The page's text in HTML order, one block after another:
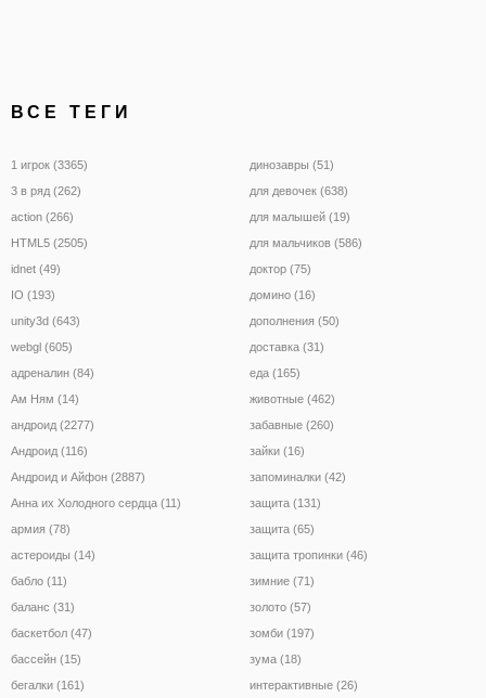
ВСЕ ТЕГИ
1 игрок (3365)
3 в ряд (262)
action (266)
HTML5 (2505)
idnet (49)
IO (193)
unity3d (643)
webgl (605)
адреналин (84)
Ам Ням (14)
андроид (2277)
Андроид (116)
Андроид и Айфон (2887)
Анна их Холодного сердца (11)
армия (78)
астероиды (14)
бабло (11)
баланс (31)
баскетбол (47)
бассейн (15)
бегалки (161)
динозавры (51)
для девочек (638)
для малышей (19)
для мальчиков (586)
доктор (75)
домино (16)
дополнения (50)
доставка (31)
еда (165)
животные (462)
забавные (260)
зайки (16)
запоминалки (42)
защита (131)
защита (65)
защита тропинки (46)
зимние (71)
золото (57)
зомби (197)
зума (18)
интерактивные (26)